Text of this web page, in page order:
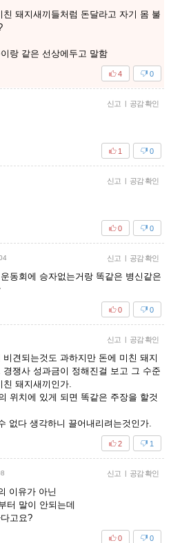
돼지새끼들처럼 돈달라고 자기 몸 불
랑 같은 선상에두고 말함
0
4
신고 | 공감 확인
0
1
신고 | 공감 확인
0
0
신고 | 공감 확인
동회에 승자없는거랑 똑같은 병신같은
0
0
신고 | 공감 확인
견되는것도 과하지만 돈에 미친 돼지
쟁사 성과금이 정해진걸 보고 그 수준
친 돼지새끼인가.
위치에 있게 되면 똑같은 주장을 할것
없다 생각하니 끌어내리려는것인가.
1
2
신고 | 공감 확인
이유가 아닌
터 말이 안되는데
고요?
0
0